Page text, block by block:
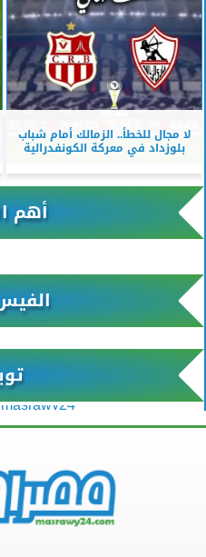
لا مجال للخطأ.. الزمالك أمام شباب
بلوزداد في معركة الكونفدرالية
أهم